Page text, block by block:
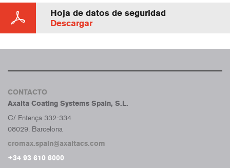
Hoja de datos de seguridad
Descargar
CONTACTO
Axalta Coating Systems Spain, S.L.
C/ Entença 332-334
08029. Barcelona
cromax.spain@axaltacs.com
+34 93 610 6000